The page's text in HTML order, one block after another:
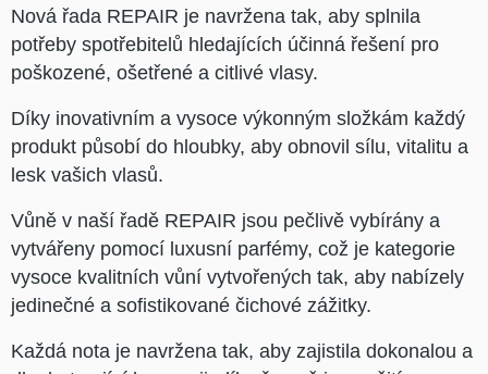
Nová řada REPAIR je navržena tak, aby splnila
potřeby spotřebitelů hledajících účinná řešení pro
poškozené, ošetřené a citlivé vlasy.
Díky inovativním a vysoce výkonným složkám každý
produkt působí do hloubky, aby obnovil sílu, vitalitu a
lesk vašich vlasů.
Vůně v naší řadě REPAIR jsou pečlivě vybírány a
vytvářeny pomocí luxusní parfémy, což je kategorie
vysoce kvalitních vůní vytvořených tak, aby nabízely
jedinečné a sofistikované čichové zážitky.
Každá nota je navržena tak, aby zajistila dokonalou a